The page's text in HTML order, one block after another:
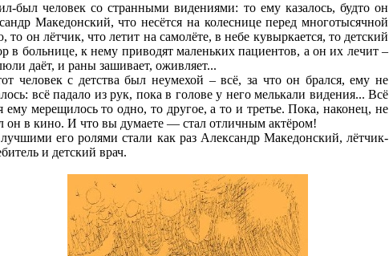
был человек со странными видениями: то ему казалось, будто он
Македонский, что несётся на колеснице перед многотысячной
то он лётчик, что летит на самолёте, в небе кувыркается, то детский
в больнице, к нему приводят маленьких пациентов, а он их лечит –
даёт, и раны зашивает, оживляет...
человек с детства был неумехой – всё, за что он брался, ему не
всё падало из рук, пока в голове у него мелькали видения... Всё
ему мерещилось то одно, то другое, а то и третье. Пока, наконец, не
он в кино. И что вы думаете — стал отличным актёром!
его ролями стали как раз Александр Македонский, лётчик-
и детский врач.